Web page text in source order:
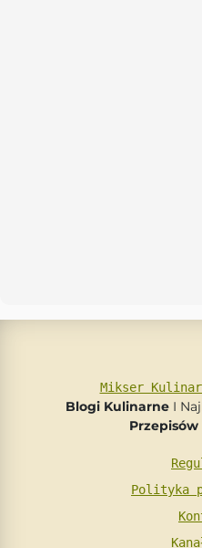
Mikser
Blogi Kulinarne I
Przepisów
Polityka